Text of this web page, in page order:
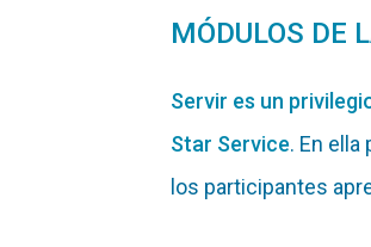
MÓDULOS DE
Servir es un
Star Service. En
los participantes